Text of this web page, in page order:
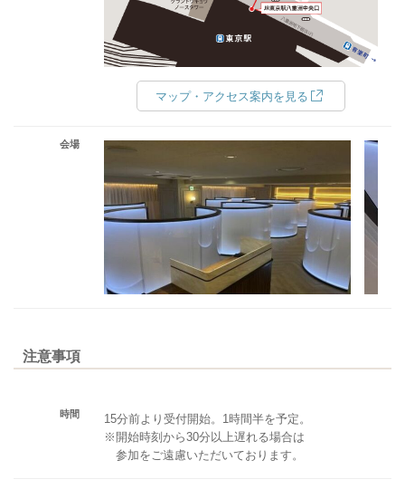
マップ・アクセス案内を見る
会場
注意事項
時間
15分前より受付開始。1時間半を予定。
※開始時刻から30分以上遅れる場合は
参加をご遠慮いただいております。